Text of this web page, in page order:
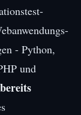
- Python,
und